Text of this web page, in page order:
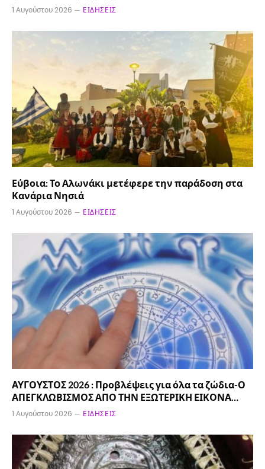
1 Αυγούστου 2026 ΕΙΔΉΣΕΙΣ
Εύβοια: Το Αλωνάκι μετέφερε την παράδοση στα
Κανάρια Νησιά
1 Αυγούστου 2026 ΕΙΔΉΣΕΙΣ
ΑΥΓΟΥΣΤΟΣ 2026 : Προβλέψεις για όλα τα ζώδια-Ο
ΑΠΕΓΚΛΩΒΙΣΜΟΣ ΑΠΟ ΤΗΝ ΕΞΩΤΕΡΙΚΗ ΕΙΚΟΝΑ…
1 Αυγούστου 2026 ΕΙΔΉΣΕΙΣ